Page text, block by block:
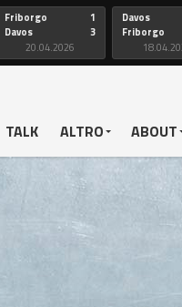
Friborgo
Davos
1
3
20.04.2026
Davos
Friborgo
TALK ALTRO ABOUT